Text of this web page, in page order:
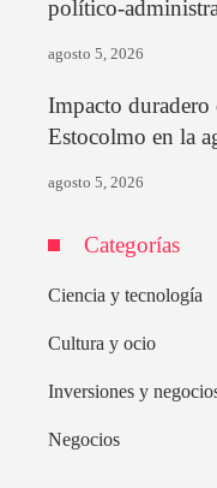
político-
agosto 5, 2026
Impacto duradero
Estocolmo en la
agosto 5, 2026
Categorías
Ciencia y tecnología
Cultura y ocio
Inversiones y
Negocios